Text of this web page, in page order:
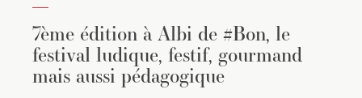
7ème édition à Albi de #Bon, le
festival ludique, festif, gourmand
mais aussi pédagogique